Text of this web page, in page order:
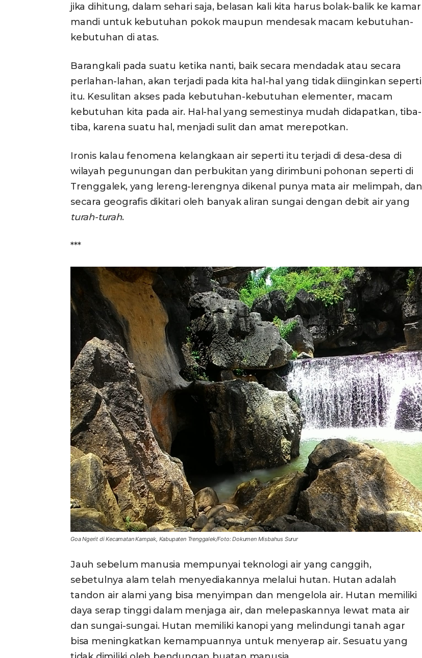
jika dihitung, dalam sehari saja, belasan kali kita harus bolak-balik ke kamar
mandi untuk kebutuhan pokok maupun mendesak macam kebutuhan-
kebutuhan di atas.
Barangkali pada suatu ketika nanti, baik secara mendadak atau secara
perlahan-lahan, akan terjadi pada kita hal-hal yang tidak diinginkan seperti
itu. Kesulitan akses pada kebutuhan-kebutuhan elementer, macam
kebutuhan kita pada air. Hal-hal yang semestinya mudah didapatkan, tiba-
tiba, karena suatu hal, menjadi sulit dan amat merepotkan.
Ironis kalau fenomena kelangkaan air seperti itu terjadi di desa-desa di
wilayah pegunungan dan perbukitan yang dirimbuni pohonan seperti di
Trenggalek, yang lereng-lerengnya dikenal punya mata air melimpah, dan
secara geografis dikitari oleh banyak aliran sungai dengan debit air yang
turah-turah.
***
Goa Ngerit di Kecamatan Kampak, Kabupaten Trenggalek/Foto: Dokumen Misbahus Surur
Jauh sebelum manusia mempunyai teknologi air yang canggih,
sebetulnya alam telah menyediakannya melalui hutan. Hutan adalah
tandon air alami yang bisa menyimpan dan mengelola air. Hutan memiliki
daya serap tinggi dalam menjaga air, dan melepaskannya lewat mata air
dan sungai-sungai. Hutan memiliki kanopi yang melindungi tanah agar
bisa meningkatkan kemampuannya untuk menyerap air. Sesuatu yang